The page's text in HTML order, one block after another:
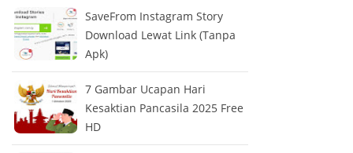
SaveFrom Instagram Story
Download Lewat Link (Tanpa
Apk)
7 Gambar Ucapan Hari
Kesaktian Pancasila 2025 Free
HD